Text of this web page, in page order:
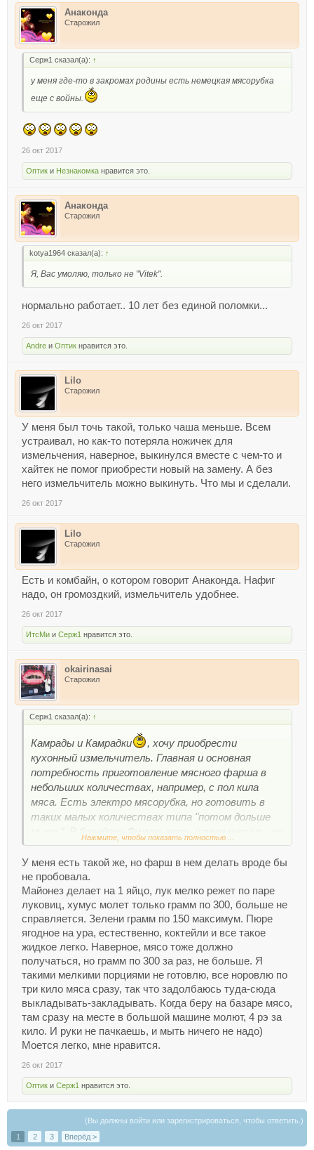
Анаконда
Старожил
Серж1 сказал(а): ↑
у меня где-то в закромах родины есть немецкая мясорубка
еще с войны.
26 окт 2017
Оптик и Незнакомка нравится это.
Анаконда
Старожил
kotya1964 сказал(а): ↑
Я, Вас умоляю, только не "Vitek".
нормально работает.. 10 лет без единой поломки...
26 окт 2017
Andre и Оптик нравится это.
Lilo
Старожил
У меня был точь такой, только чаша меньше. Всем
устраивал, но как-то потеряла ножичек для
измельчения, наверное, выкинулся вместе с чем-то и
хайтек не помог приобрести новый на замену. А без
него измельчитель можно выкинуть. Что мы и сделали.
26 окт 2017
Lilo
Старожил
Есть и комбайн, о котором говорит Анаконда. Нафиг
надо, он громоздкий, измельчитель удобнее.
26 окт 2017
ИтсМи и Серж1 нравится это.
okairinasai
Старожил
Серж1 сказал(а): ↑
Камрады и Камрадки
, хочу приобрести
кухонный измельчитель. Главная и основная
потребность приготовление мясного фарша в
небольших количествах, например, с пол кила
мяса. Есть электро мясорубка, но готовить в
таких малых количествах типа "потом дольше
чаша ну очень маленькая.
В общем кто юзает подобное чудо техники жду
рекомендаций, советов и т.п.
Главный вопрос стоит ли брать подобный прибор
для приготовления мяс. фарша?
Засматриваюсь в Хайтеке на эту модель:
Блендер/измельчитель Bosch MMR 15A1
http://shop.hi-tech.md/products/blender.izmelchitel-
bosch-mmr-15a1
Нажмите, чтобы показать полностью ...
У меня есть такой же, но фарш в нем делать вроде бы
не пробовала.
Майонез делает на 1 яйцо, лук мелко режет по паре
луковиц, хумус молет только грамм по 300, больше не
справляется. Зелени грамм по 150 максимум. Пюре
ягодное на ура, естественно, коктейли и все такое
жидкое легко. Наверное, мясо тоже должно
получаться, но грамм по 300 за раз, не больше. Я
такими мелкими порциями не готовлю, все норовлю по
три кило мяса сразу, так что задолбаюсь туда-сюда
выкладывать-закладывать. Когда беру на базаре мясо,
там сразу на месте в большой машине молют, 4 рэ за
кило. И руки не пачкаешь, и мыть ничего не надо)
Моется легко, мне нравится.
26 окт 2017
Оптик и Серж1 нравится это.
(Вы должны войти или зарегистрироваться, чтобы ответить.)
1
2 3 Вперёд >